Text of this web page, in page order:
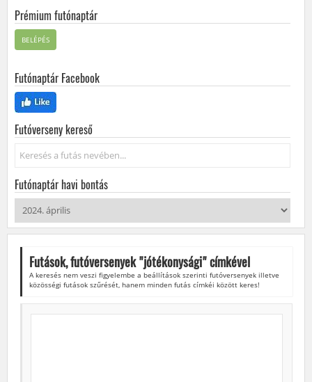
Prémium futónaptár
BELÉPÉS
Futónaptár Facebook
Futóverseny kereső
Keresés...
Futónaptár havi bontás
Futások, futóversenyek "jótékonysági" címkével
A keresés nem veszi figyelembe a beállítások szerinti futóversenyek illetve
közösségi futások szűrését, hanem minden futás címkéi között keres!